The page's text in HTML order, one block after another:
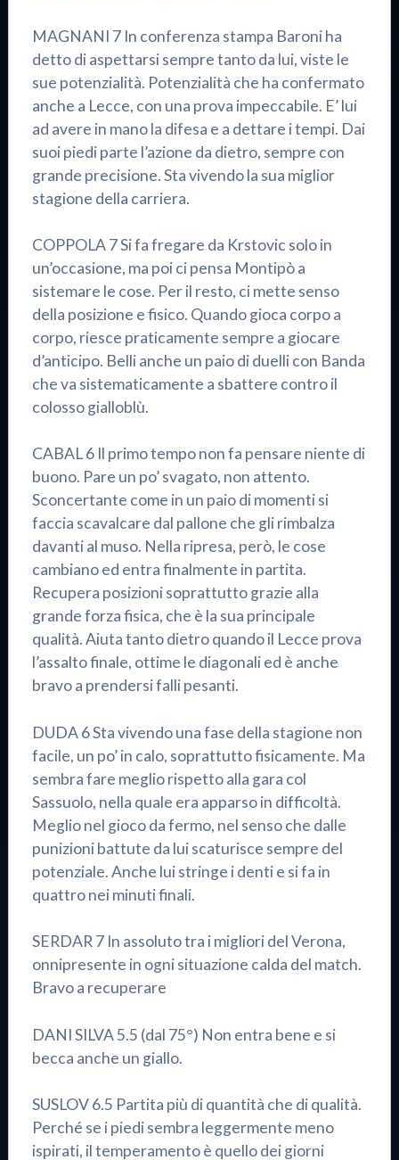
MAGNANI 7 In conferenza stampa Baroni ha
detto di aspettarsi sempre tanto da lui, viste le
sue potenzialità. Potenzialità che ha confermato
anche a Lecce, con una prova impeccabile. E’ lui
ad avere in mano la difesa e a dettare i tempi. Dai
suoi piedi parte l’azione da dietro, sempre con
grande precisione. Sta vivendo la sua miglior
stagione della carriera.
COPPOLA 7 Si fa fregare da Krstovic solo in
un’occasione, ma poi ci pensa Montipò a
sistemare le cose. Per il resto, ci mette senso
della posizione e fisico. Quando gioca corpo a
corpo, riesce praticamente sempre a giocare
d’anticipo. Belli anche un paio di duelli con Banda
che va sistematicamente a sbattere contro il
colosso gialloblù.
CABAL 6 Il primo tempo non fa pensare niente di
buono. Pare un po’ svagato, non attento.
Sconcertante come in un paio di momenti si
faccia scavalcare dal pallone che gli rimbalza
davanti al muso. Nella ripresa, però, le cose
cambiano ed entra finalmente in partita.
Recupera posizioni soprattutto grazie alla
grande forza fisica, che è la sua principale
qualità. Aiuta tanto dietro quando il Lecce prova
l’assalto finale, ottime le diagonali ed è anche
bravo a prendersi falli pesanti.
DUDA 6 Sta vivendo una fase della stagione non
facile, un po’ in calo, soprattutto fisicamente. Ma
sembra fare meglio rispetto alla gara col
Sassuolo, nella quale era apparso in difficoltà.
Meglio nel gioco da fermo, nel senso che dalle
punizioni battute da lui scaturisce sempre del
potenziale. Anche lui stringe i denti e si fa in
quattro nei minuti finali.
SERDAR 7 In assoluto tra i migliori del Verona,
onnipresente in ogni situazione calda del match.
Bravo a recuperare
DANI SILVA 5.5 (dal 75°) Non entra bene e si
becca anche un giallo.
SUSLOV 6.5 Partita più di quantità che di qualità.
Perché se i piedi sembra leggermente meno
ispirati, il temperamento è quello dei giorni